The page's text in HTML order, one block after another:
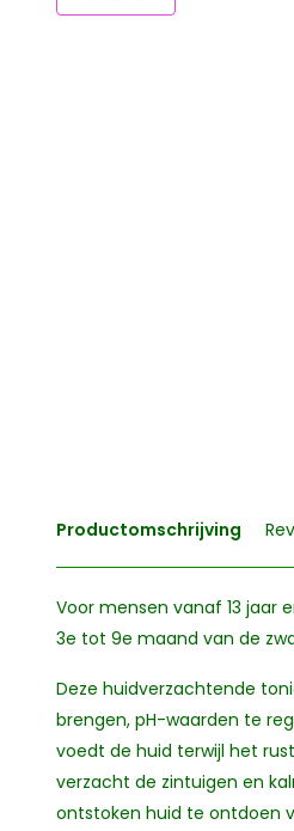
Productomschrijving
Voor mensen vanaf 13 jaar
3e tot 9e maand van de
Deze huidverzachtende
brengen, pH-waarden te
voedt de huid terwijl het
verzacht de zintuigen en
ontstoken huid te ontdoen